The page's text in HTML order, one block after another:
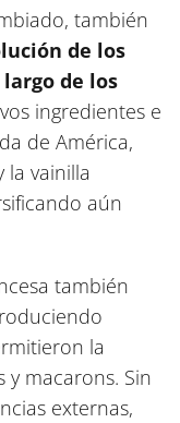
también
de los
de los
ingredientes e
de América,
la vainilla
aún
también
la
macarons. Sin
externas,